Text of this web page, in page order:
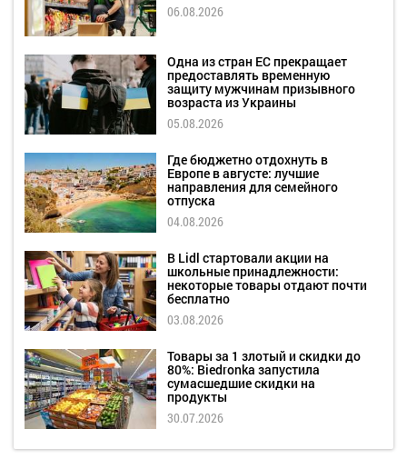
06.08.2026
Одна из стран ЕС прекращает
предоставлять временную
защиту мужчинам призывного
возраста из Украины
05.08.2026
Где бюджетно отдохнуть в
Европе в августе: лучшие
направления для семейного
отпуска
04.08.2026
В Lidl стартовали акции на
школьные принадлежности:
некоторые товары отдают почти
бесплатно
03.08.2026
Товары за 1 злотый и скидки до
80%: Biedronka запустила
сумасшедшие скидки на
продукты
30.07.2026